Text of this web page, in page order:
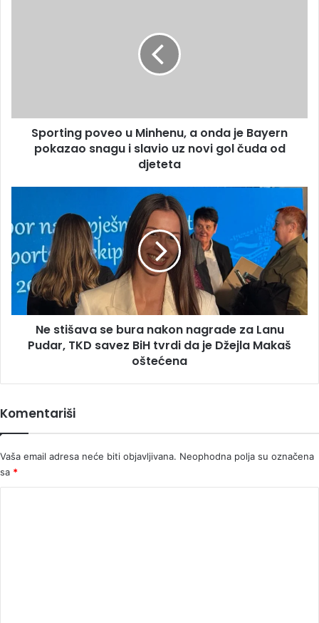
pokazao
snagu
čuda
od
djeteta
Sporting poveo u Minhenu, a onda je Bayern
pokazao snagu i slavio uz novi gol čuda od
djeteta
se
bura
nakon
nagrade
za
Lanu
Pudar,
savez
da
Džejla
Makaš
Ne stišava se bura nakon nagrade za Lanu
Pudar, TKD savez BiH tvrdi da je Džejla Makaš
oštećena
Komentariši
Vaša email adresa neće biti objavljivana. Neophodna polja su označena
sa *